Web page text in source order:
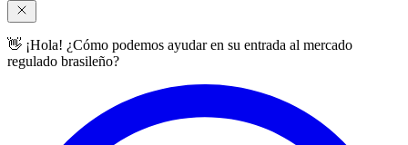
👋 ¡Hola! ¿Cómo podemos ayudar en su entrada al mercado
regulado brasileño?